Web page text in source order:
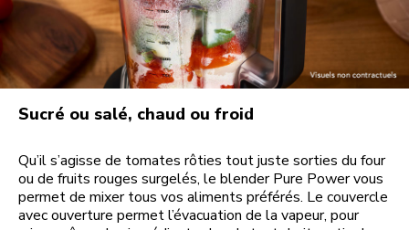
Sucré ou salé, chaud ou froid
Qu’il s’agisse de tomates rôties tout juste sorties du four
ou de fruits rouges surgelés, le blender Pure Power vous
permet de mixer tous vos aliments préférés. Le couvercle
avec ouverture permet l’évacuation de la vapeur, pour